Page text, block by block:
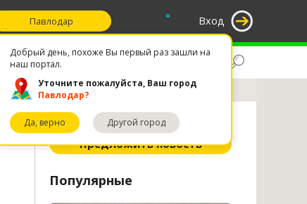
Вход
°
Павлодар
Добрый день, похоже Вы первый раз зашли на
наш портал.
Уточните пожалуйста, Ваш город
Павлодар?
Да, верно Другой город
Избранное
Предложить новость
Популярные